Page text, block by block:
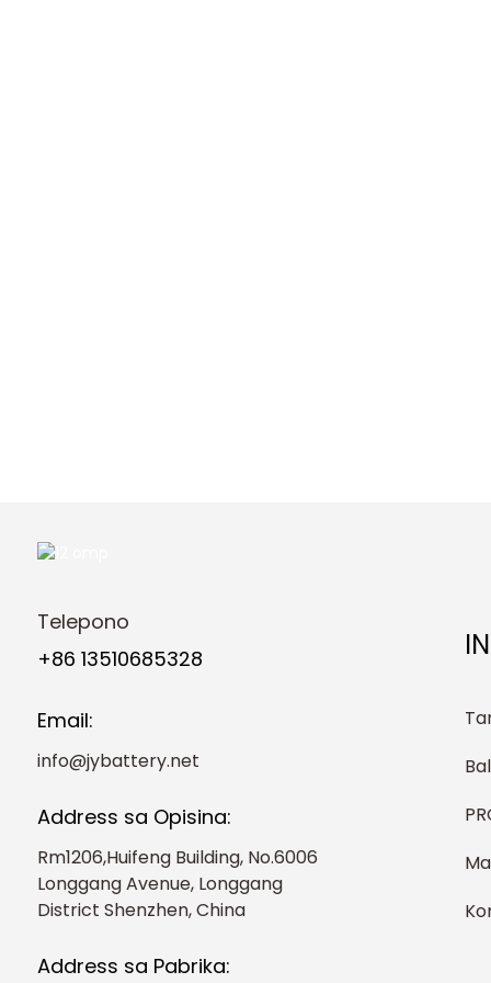
Telepono
+86 13510685328
Email:
info@jybattery.net
Address sa Opisina:
Rm1206,Huifeng Building, No.6006
Longgang Avenue, Longgang
District Shenzhen, China
Address sa Pabrika: